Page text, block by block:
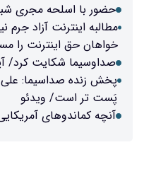
شبکه سه در پخش زنده/
جرم نیست؛ صدا و سیما نباید
مسخره کند
آپارات بیانیه داد
دایی از سگ های هلال
در اصفهان جا گذاشتند/